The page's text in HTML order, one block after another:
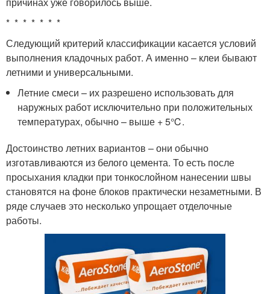
* * * * * * *
Следующий критерий классификации касается условий
выполнения кладочных работ. А именно – клеи бывают
летними и универсальными.
Летние смеси – их разрешено использовать для
наружных работ исключительно при положительных
температурах, обычно – выше + 5℃.
Достоинство летних вариантов – они обычно
изготавливаются из белого цемента. То есть после
просыхания кладки при тонкослойном нанесении швы
становятся на фоне блоков практически незаметными. В
ряде случаев это несколько упрощает отделочные
работы.